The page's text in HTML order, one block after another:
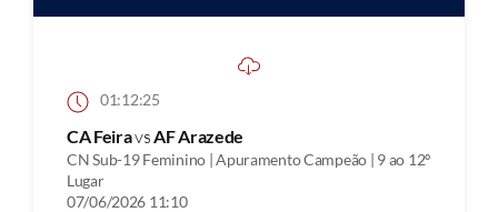
01:12:25
CA FeiravsAF Arazede
CN Sub-19 Feminino | Apuramento Campeão | 9 ao 12º
Lugar
07/06/2026 11:10